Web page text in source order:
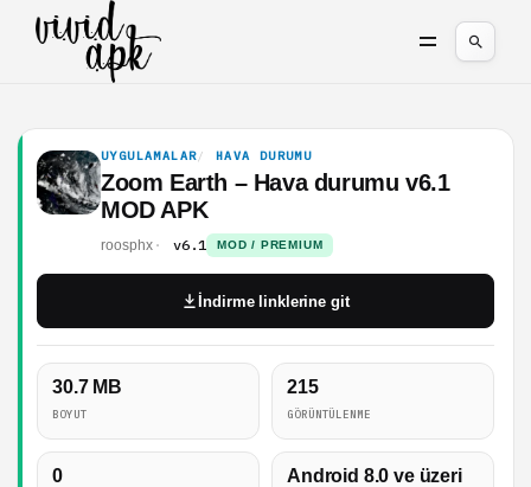
UYGULAMALAR HAVA DURUMU
Zoom Earth – Hava durumu v6.1
MOD APK
roosphx v6.1 MOD / PREMIUM
30.7 MB
BOYUT
215
GÖRÜNTÜLENME
0 Android 8.0 ve üzeri
İndirme linklerine git